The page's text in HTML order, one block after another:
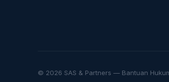
© 2026 SAS & Partners — Bantuan